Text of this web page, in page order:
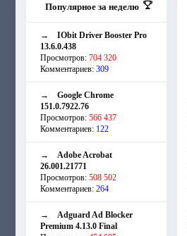
Популярное за неделю
→ IObit Driver Booster Pro
13.6.0.438
Просмотров: 704 320
Комментариев: 309
→ Google Chrome
151.0.7922.76
Просмотров: 566 437
Комментариев: 122
→ Adobe Acrobat
26.001.21771
Просмотров: 508 502
Комментариев: 264
→ Adguard Ad Blocker
Premium 4.13.0 Final